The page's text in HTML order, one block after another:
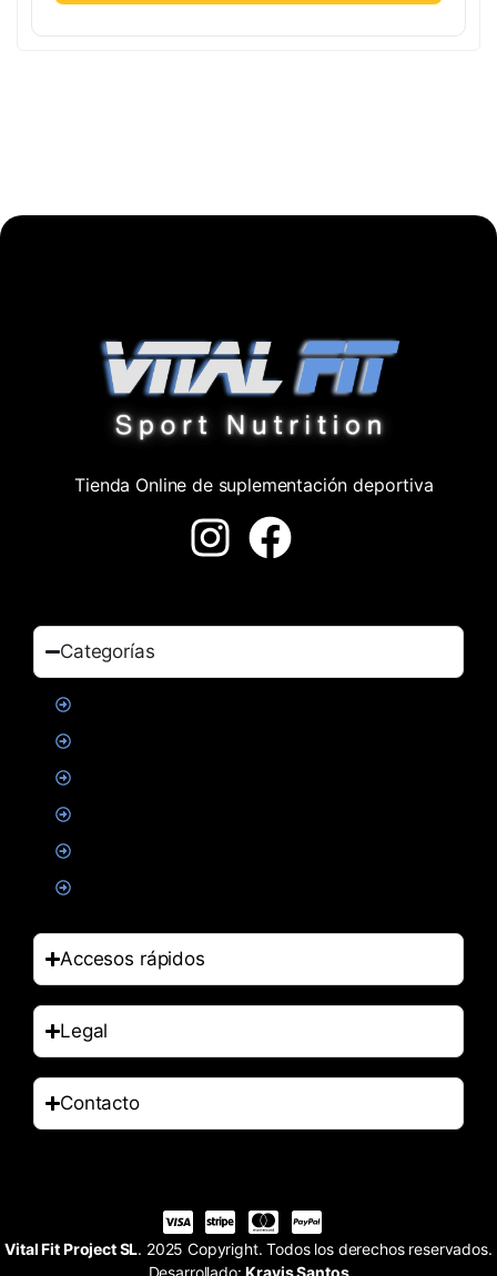
Tienda Online de suplementación deportiva
Categorías
Accesos rápidos
Legal
Contacto
Vital Fit Project SL. 2025 Copyright. Todos los derechos reservados.
Desarrollado:Kravis Santos